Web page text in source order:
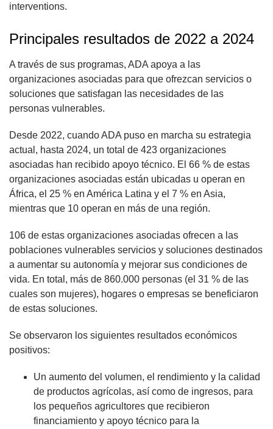
interventions.
Principales resultados de 2022 a 2024
A través de sus programas, ADA apoya a las
organizaciones asociadas para que ofrezcan servicios o
soluciones que satisfagan las necesidades de las
personas vulnerables.
Desde 2022, cuando ADA puso en marcha su estrategia
actual, hasta 2024, un total de 423 organizaciones
asociadas han recibido apoyo técnico. El 66 % de estas
organizaciones asociadas están ubicadas u operan en
África, el 25 % en América Latina y el 7 % en Asia,
mientras que 10 operan en más de una región.
106 de estas organizaciones asociadas ofrecen a las
poblaciones vulnerables servicios y soluciones destinados
a aumentar su autonomía y mejorar sus condiciones de
vida. En total, más de 860.000 personas (el 31 % de las
cuales son mujeres), hogares o empresas se beneficiaron
de estas soluciones.
Se observaron los siguientes resultados económicos
positivos:
Un aumento del volumen, el rendimiento y la calidad
de productos agrícolas, así como de ingresos, para
los pequeños agricultores que recibieron
financiamiento y apoyo técnico para la